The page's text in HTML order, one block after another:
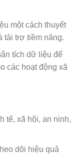
một cách thuyết
tài trợ tiềm năng.
tích dữ liệu để
các hoạt động xã
tế, xã hội, an ninh,
dõi hiệu quả